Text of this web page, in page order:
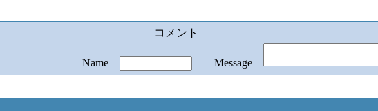
コメント
Name Message